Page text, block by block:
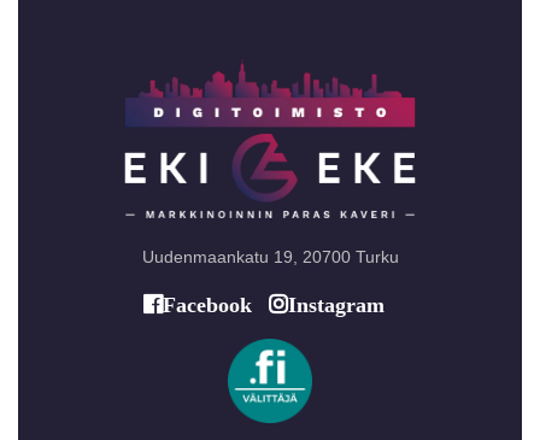
Uudenmaankatu 19, 20700 Turku
Facebook Instagram